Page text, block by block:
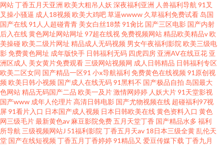
网站丁香五月天亚洲 欧美大粗吊人妖 深夜福利亚洲 人兽福利导航 91叉
叉操小骚逼 成人18视频 欧美大鸡吧草逼wwww 久草福利免费试看 岛国
国产在线91人人超碰青青 美女白丝18禁 91肏比 国产三区电影 国产内射
后入在线黄色网址网站网址 97超在线视免费视频网站精品欧美精品v欧
美操碰 欧美二级片网址 精品成人无码视频 男女午夜福利影院 欧美三级电
影免费黄色网址 成年版快手 日韩福利无码 四虎四房 亚洲AV在线豆花 亚
洲区成人 美女黄片免费观看 三级网站视频网 成人日韩精品 日韩福利专区
欧美二区女同 国产精品一区91 小x导航福利 免费黄色在线视频 91原创视
频 欧美日韩小视频 国产成人在线无码91黑料不 国产极品自拍 岛国最大
色网站精品无码国产二品 欧美一及片激情网婷婷 人妖大片91天堂影视
国产www 成年人伦理片高清日韩电影 国产尤物视频在线 超碰福利97视
屏91看片入口 日本国产成人视频 日本日韩欧美在线黄色资料入口 黄色
网三级毛片最新黄色av 麻豆影院免费 五月天堂丁香 国产精品水多 福利
所导航 三级视频网站J 51福利影院 丁香五月天av 18日本三级全黄乱伦天
堂 国产在线短视频 丁香五月丁香婷婷91精品又 爱豆传媒下载 丁香九月